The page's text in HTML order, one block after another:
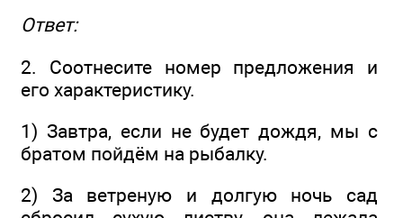
Ответ:
2. Соотнесите номер предложения и
его характеристику.
1) Завтра, если не будет дождя, мы с
братом пойдём на рыбалку.
2) За ветреную и долгую ночь сад